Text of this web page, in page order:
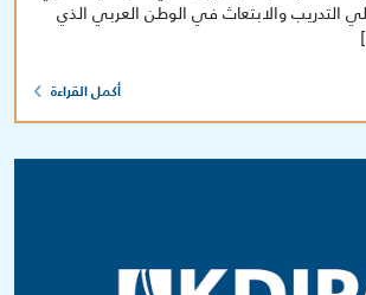
التدريب والابتعاث في الوطن العربي الذي
أكمل القراءة